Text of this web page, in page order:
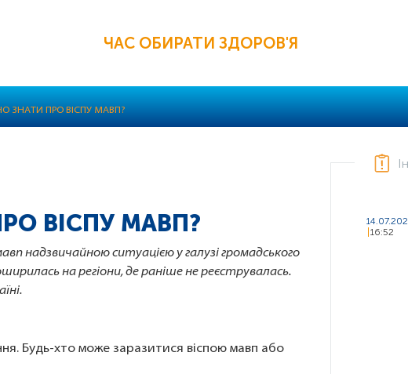
ЧАС ОБИРАТИ ЗДОРОВ'Я
ЗНАТИ ПРО ВІСПУ МАВП?
ВІСПУ МАВП?
надзвичайною ситуацією у галузі громадського
на регіони, де раніше не реєструвалась.
Будь-хто може заразитися віспою мавп або
16:52